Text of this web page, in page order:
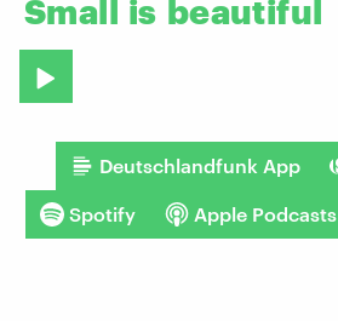
Small is beautiful
Deutschlandfunk App
Spotify Apple Podcasts